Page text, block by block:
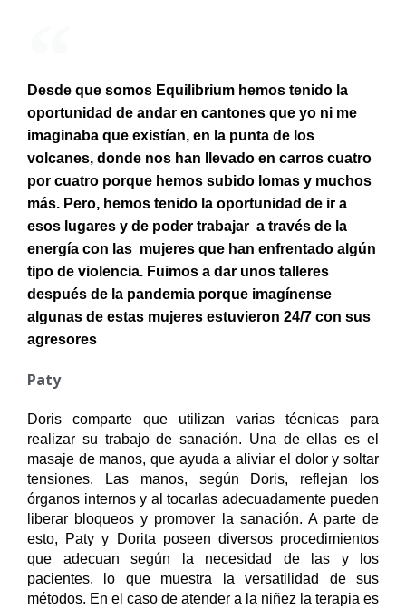
Desde que somos Equilibrium hemos tenido la
oportunidad de andar en cantones que yo ni me
imaginaba que existían, en la punta de los
volcanes, donde nos han llevado en carros cuatro
por cuatro porque hemos subido lomas y muchos
más. Pero, hemos tenido la oportunidad de ir a
esos lugares y de poder trabajar a través de la
energía con las mujeres que han enfrentado algún
tipo de violencia. Fuimos a dar unos talleres
después de la pandemia porque imagínense
algunas de estas mujeres estuvieron 24/7 con sus
agresores
Paty
Doris comparte que utilizan varias técnicas para
realizar su trabajo de sanación. Una de ellas es el
masaje de manos, que ayuda a aliviar el dolor y soltar
tensiones. Las manos, según Doris, reflejan los
órganos internos y al tocarlas adecuadamente pueden
liberar bloqueos y promover la sanación. A parte de
esto, Paty y Dorita poseen diversos procedimientos
que adecuan según la necesidad de las y los
pacientes, lo que muestra la versatilidad de sus
métodos. En el caso de atender a la niñez la terapia es